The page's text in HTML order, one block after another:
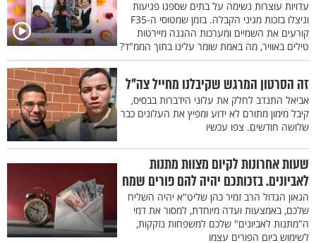
עדויות עוצרות נשימה על בתים שספגו פגיעות
וניצלו בזכות מגיני הקבלה. בזמן שמטוסי ה-F35
קורעים את השמיים ומערכות ההגנה מיירטות
טילים באוויר, מה באמת שומר עלינו בתוך הממ"ד?
זה הסרטון המרגש שקיבלנו מחייל צה"ל
אביאל התנדב לחלק את עלוני הידברות בבסיס,
קיבל מימון מתורם לא ידוע ומפיץ את העלונים כבר
שלושה חודשים. צפו עכשיו
שעות אחרונות לקיום מצוות מתנות
לאביונים. בזכותכם יהיה להם פורים שמח
הגאון הגדול הרב זמיר כהן שליט"א יהיה השליח
שלכם, באמצעות ועדה מיוחדת, למסור את דמי
ה"מתנות לאביונים" שלכם למשפחות נזקקות,
לשימוש ביום הפורים עצמו